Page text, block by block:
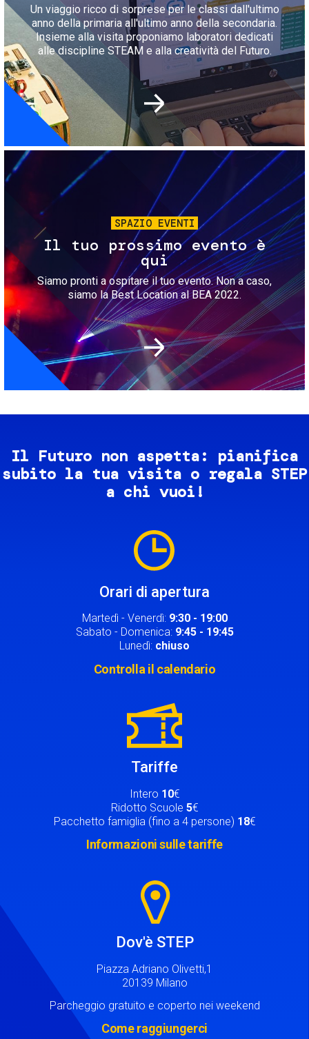
Un viaggio ricco di sorprese per le classi dall'ultimo
anno della primaria all'ultimo anno della secondaria.
Insieme alla visita proponiamo laboratori dedicati
alle discipline STEAM e alla creatività del Futuro.
Immagine
SPAZIO EVENTI
Il tuo prossimo evento è
qui
Siamo pronti a ospitare il tuo evento. Non a caso,
siamo la Best Location al BEA 2022.
Il Futuro non aspetta: pianifica
subito la tua visita o regala STEP
a chi vuoi!
Orari di apertura
Martedì - Venerdì: 9:30 - 19:00
Sabato - Domenica: 9:45 - 19:45
Lunedì: chiuso
Controlla il calendario
Tariffe
Intero 10€
Ridotto Scuole 5€
Pacchetto famiglia (fino a 4 persone) 18€
Informazioni sulle tariffe
Dov'è STEP
Piazza Adriano Olivetti,1
20139 Milano
Parcheggio gratuito e coperto nei weekend
Come raggiungerci